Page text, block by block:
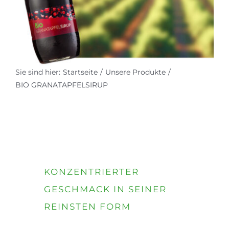
ZUM SHOP
Sie sind hier: Startseite
Unsere Produkte
BIO GRANATAPFELSIRUP
KONZENTRIERTER
GESCHMACK IN SEINER
REINSTEN FORM